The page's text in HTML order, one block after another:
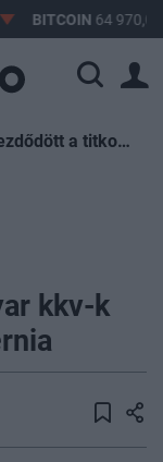
BITCOIN 64 970,01
Üzent Magyar Péter: megkezdődött a titkos szavazás a leendő köztársasági elnökről
kkv-k